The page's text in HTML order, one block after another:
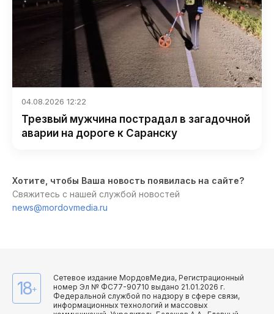
04.08.2026 12:22
Трезвый мужчина пострадал в загадочной
аварии на дороге к Саранску
Хотите, чтобы Ваша новость появилась на сайте?
Свяжитесь с нашей службой новостей
news@mordovmedia.ru
18+
Сетевое издание МордовМедиа, Регистрационный
номер Эл № ФС77-90710 выдано 21.01.2026 г.
Федеральной службой по надзору в сфере связи,
информационных технологий и массовых